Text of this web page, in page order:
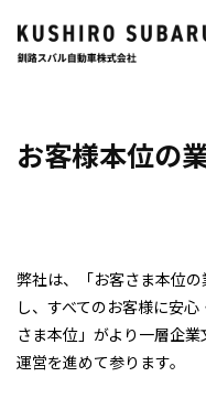
お客様本位の
弊社は、「お客さま本位
し、すべてのお客様に安
さま本位」がより一層企
運営を進めて参ります。